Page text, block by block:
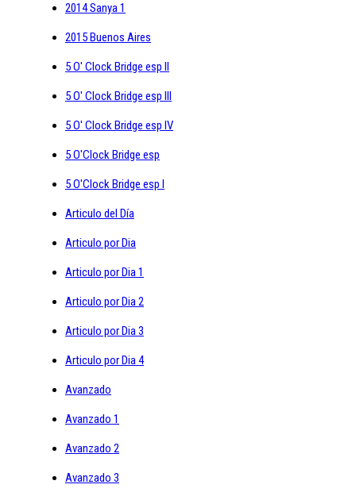
2014 Sanya 1
2015 Buenos Aires
5 O' Clock Bridge esp II
5 O' Clock Bridge esp III
5 O' Clock Bridge esp IV
5 O'Clock Bridge esp
5 O'Clock Bridge esp I
Articulo del Día
Articulo por Dia
Articulo por Dia 1
Articulo por Dia 2
Articulo por Dia 3
Articulo por Dia 4
Avanzado
Avanzado 1
Avanzado 2
Avanzado 3